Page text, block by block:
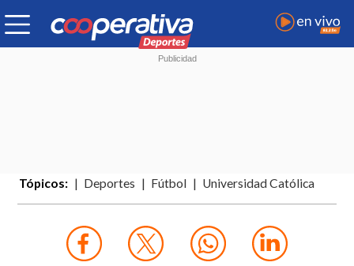
Tópicos: Deportes Fútbol Universidad Católica